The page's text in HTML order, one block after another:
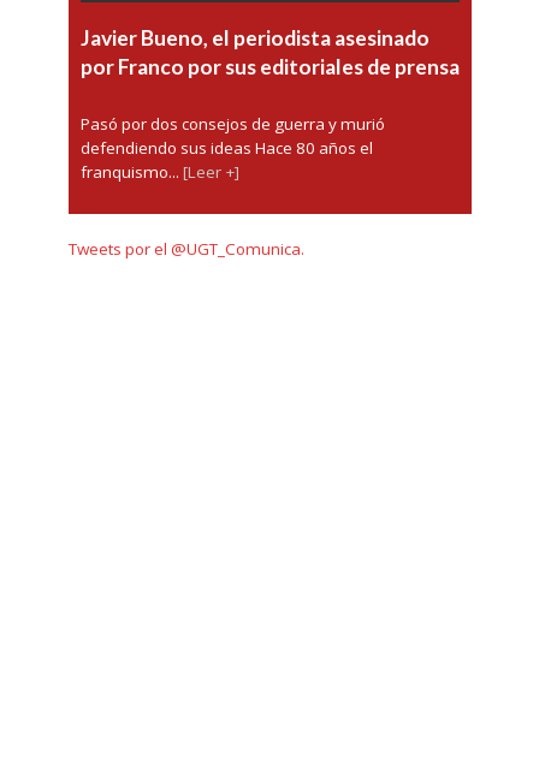
Javier Bueno, el periodista asesinado
por Franco por sus editoriales de prensa
Pasó por dos consejos de guerra y murió
defendiendo sus ideas Hace 80 años el
franquismo... [Leer +]
Tweets por el @UGT_Comunica.